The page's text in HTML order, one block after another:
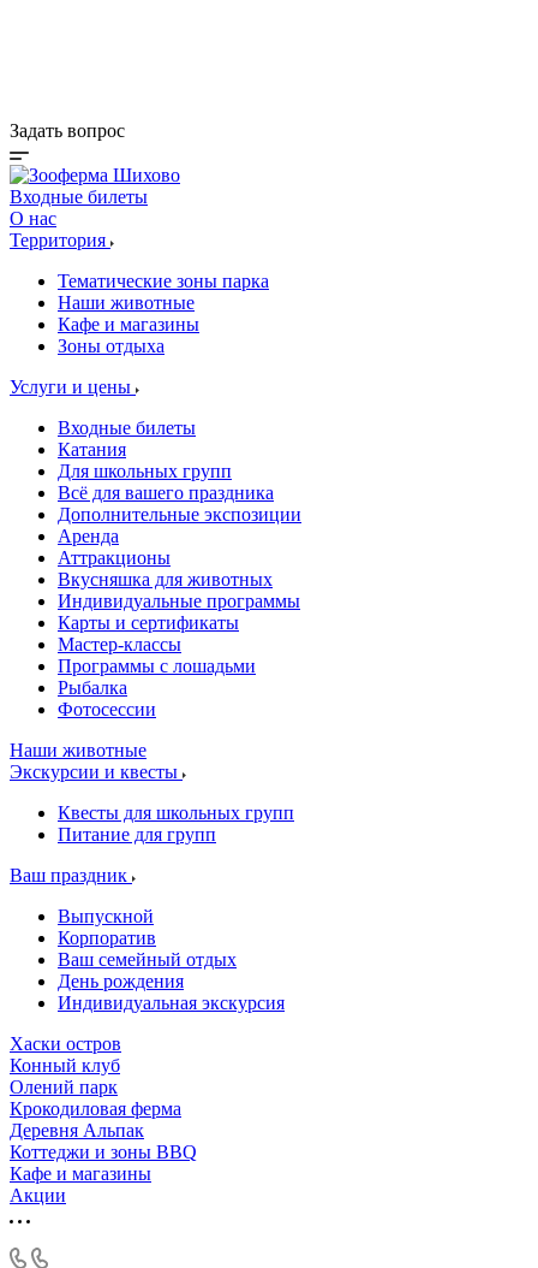
Задать вопрос
Входные билеты
О нас
Территория
Тематические зоны парка
Наши животные
Кафе и магазины
Зоны отдыха
Услуги и цены
Входные билеты
Катания
Для школьных групп
Всё для вашего праздника
Дополнительные экспозиции
Аренда
Аттракционы
Вкусняшка для животных
Индивидуальные программы
Карты и сертификаты
Мастер-классы
Программы с лошадьми
Рыбалка
Фотосессии
Наши животные
Экскурсии и квесты
Квесты для школьных групп
Питание для групп
Ваш праздник
Выпускной
Корпоратив
Ваш семейный отдых
День рождения
Индивидуальная экскурсия
Хаски остров
Конный клуб
Олений парк
Крокодиловая ферма
Деревня Альпак
Коттеджи и зоны BBQ
Кафе и магазины
Акции